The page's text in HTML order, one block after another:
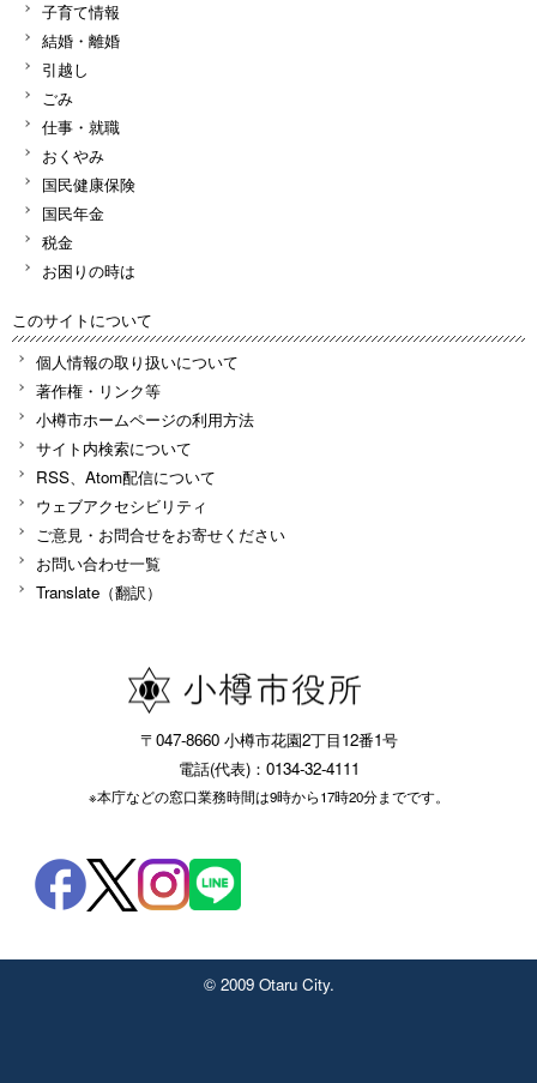
子育て情報
結婚・離婚
引越し
ごみ
仕事・就職
おくやみ
国民健康保険
国民年金
税金
お困りの時は
このサイトについて
個人情報の取り扱いについて
著作権・リンク等
小樽市ホームページの利用方法
サイト内検索について
RSS、Atom配信について
ウェブアクセシビリティ
ご意見・お問合せをお寄せください
お問い合わせ一覧
Translate（翻訳）
〒047-8660 小樽市花園2丁目12番1号
電話(代表)：0134-32-4111
※本庁などの窓口業務時間は9時から17時20分までです。
© 2009 Otaru City.